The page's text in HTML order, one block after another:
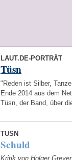
LAUT.DE-PORTRÄT
Tüsn
"Reden ist Silber,
Ende 2014 aus dem
Tüsn, der Band, über
TÜSN
Schuld
Kritik von Holger